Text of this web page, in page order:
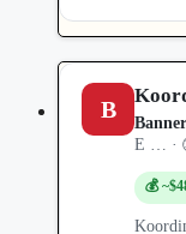
B
E … ·
💰